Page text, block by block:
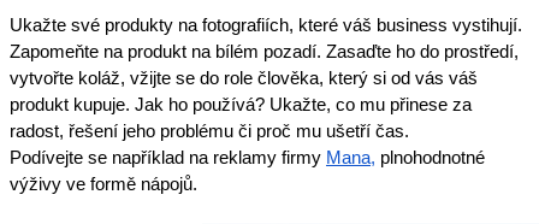
Ukažte své produkty na fotografiích, které váš business vystihují.
Zapomeňte na produkt na bílém pozadí. Zasaďte ho do prostředí,
vytvořte koláž, vžijte se do role člověka, který si od vás váš
produkt kupuje. Jak ho používá? Ukažte, co mu přinese za
radost, řešení jeho problému či proč mu ušetří čas.
Podívejte se například na reklamy firmy Mana, plnohodnotné
výživy ve formě nápojů.